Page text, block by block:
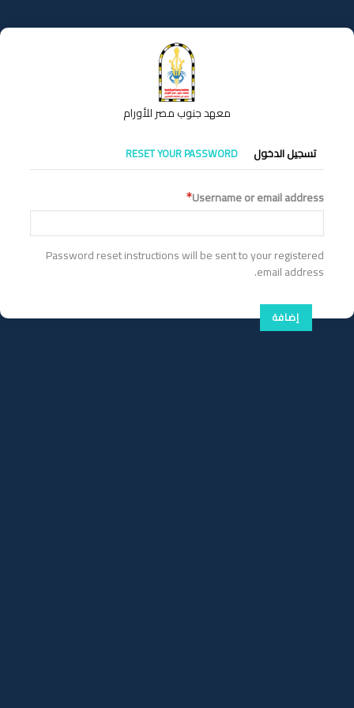
إلى
المحتوى
معهد جنوب مصر للأورام
التبويبات
الأساسية
تسجيل الدخول RESET YOUR PASSWORD
Username or email address
Password reset instructions will be sent to your registered
email address.